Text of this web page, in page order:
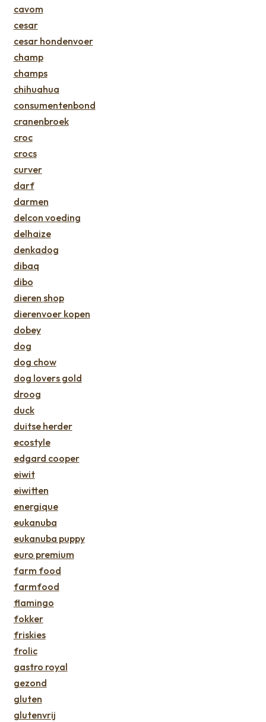
cavom
cesar
cesar hondenvoer
champ
champs
chihuahua
consumentenbond
cranenbroek
croc
crocs
curver
darf
darmen
delcon voeding
delhaize
denkadog
dibaq
dibo
dieren shop
dierenvoer kopen
dobey
dog
dog chow
dog lovers gold
droog
duck
duitse herder
ecostyle
edgard cooper
eiwit
eiwitten
energique
eukanuba
eukanuba puppy
euro premium
farm food
farmfood
flamingo
fokker
friskies
frolic
gastro royal
gezond
gluten
glutenvrij